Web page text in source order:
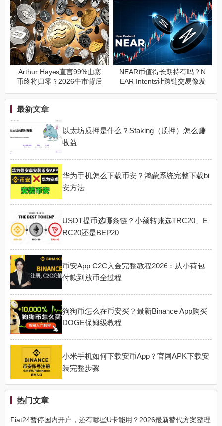
Arthur Hayes直言99%山寨
币终将归零？2026牛市背后
NEAR币值得长期持有吗？N
EAR Intents让跨链交易像发
最新文章
以太坊质押是什么？Staking（质押）怎么赚
收益
华为手机怎么下载币安？鸿蒙系统完整下载bi
安方法
USDT提币选哪条链？小额转账选TRC20、E
RC20还是BEP20
币安App C2C入金完整教程2026：从小荷包
付款到放币全过程
狗狗币怎么在币安买？最新Binance App购买
DOGE保姆级教程
小米手机如何下载安币App？官网APK下载安
装完整步骤
热门文章
Fiat24暂停国内开户，还有哪些U卡能用？2026最新替代方案整理